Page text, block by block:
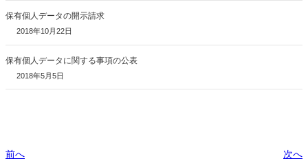
保有個人データの開示請求
2018年10月22日
保有個人データに関する事項の公表
2018年5月5日
前へ 次へ